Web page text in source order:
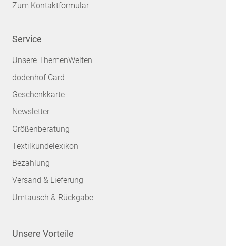
Zum Kontaktformular
Service
Unsere ThemenWelten
dodenhof Card
Geschenkkarte
Newsletter
Größenberatung
Textilkundelexikon
Bezahlung
Versand & Lieferung
Umtausch & Rückgabe
Unsere Vorteile